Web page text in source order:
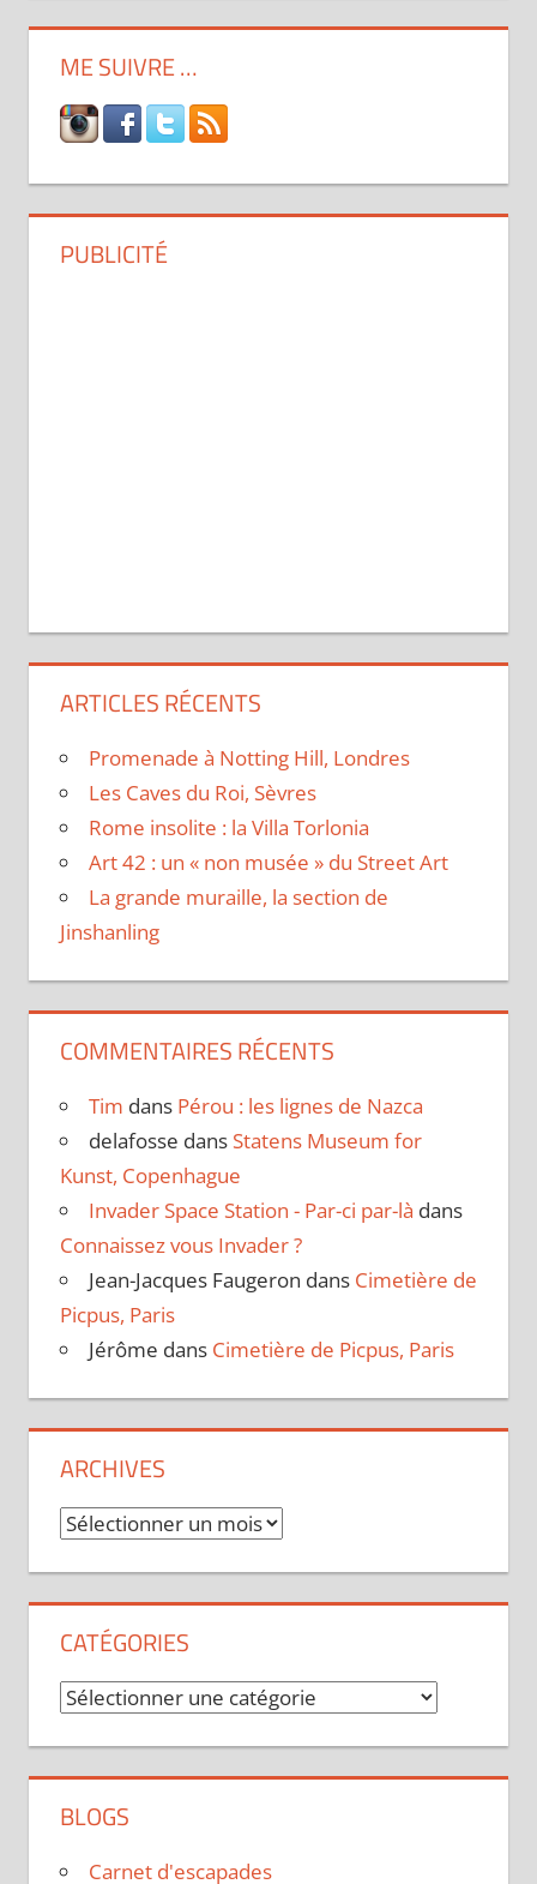
ME SUIVRE …
PUBLICITÉ
ARTICLES RÉCENTS
Promenade à Notting Hill, Londres
Les Caves du Roi, Sèvres
Rome insolite : la Villa Torlonia
Art 42 : un « non musée » du Street Art
La grande muraille, la section de
Jinshanling
COMMENTAIRES RÉCENTS
Tim dans Pérou : les lignes de Nazca
delafosse dans Statens Museum for
Kunst, Copenhague
Invader Space Station - Par-ci par-là dans
Connaissez vous Invader ?
Jean-Jacques Faugeron dans Cimetière de
Picpus, Paris
Jérôme dans Cimetière de Picpus, Paris
ARCHIVES
Archives
CATÉGORIES
Catégories
BLOGS
Carnet d'escapades